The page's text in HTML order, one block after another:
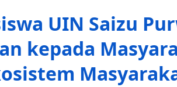
UIN Saizu
kepada